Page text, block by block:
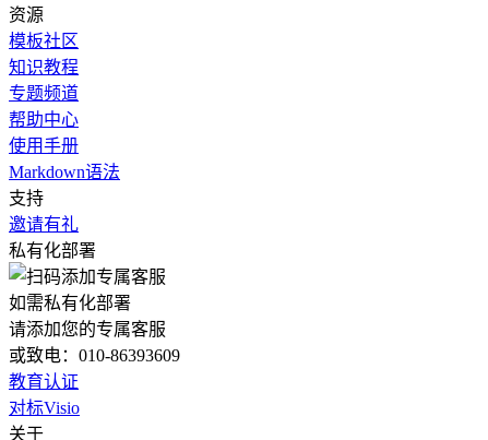
资源
模板社区
知识教程
专题频道
帮助中心
使用手册
Markdown语法
支持
邀请有礼
私有化部署
如需私有化部署
请添加您的专属客服
或致电：010-86393609
教育认证
对标Visio
关于